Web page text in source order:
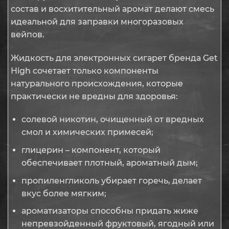
состав и восхитительный аромат делают смесь
идеальной для заправки многоразовых
вейпов.
Жидкость для электронных сигарет бренда Get
High сочетает только компоненты
натурального происхождения, которые
практически не вредны для здоровья:
солевой никотин, очищенный от вредных
смол и химических примесей;
глицерин – компонент, который
обеспечивает плотный, ароматный дым;
пропиленгликоль убирает горечь, делает
вкус более мягким;
ароматизаторы способны придать жиже
непревзойденный фруктовый, ягодный или